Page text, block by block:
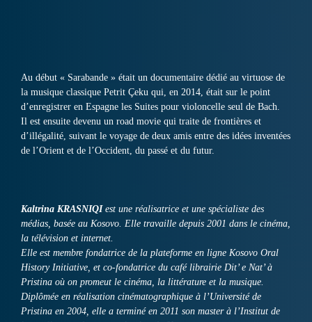
Au début « Sarabande » était un documentaire dédié au virtuose de
la musique classique Petrit Çeku qui, en 2014, était sur le point
d’enregistrer en Espagne les Suites pour violoncelle seul de Bach.
Il est ensuite devenu un road movie qui traite de frontières et
d’illégalité, suivant le voyage de deux amis entre des idées inventées
de l’Orient et de l’Occident, du passé et du futur.
Kaltrina KRASNIQIest une réalisatrice et une spécialiste des
médias, basée au Kosovo. Elle travaille depuis 2001 dans le cinéma,
la télévision et internet.
Elle est membre fondatrice de la plateforme en ligne Kosovo Oral
History Initiative, et co-fondatrice du café librairie Dit’ e Nat’ à
Pristina où on promeut le cinéma, la littérature et la musique.
Diplômée en réalisation cinématographique à l’Université de
Pristina en 2004, elle a terminé en 2011 son master à l’Institut de